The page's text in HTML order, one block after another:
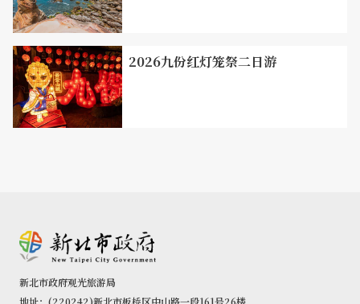
规模的渔夫市集，当季的新鲜鱼货任君挑选，选定好活跳跳
的海鲜，交由代客料理的摊商烹饪後，大口咬下鲜甜多汁的
虾、螃蟹和贝类，海洋的鲜味瞬间在口中绽放，大快朵颐。
2026九份红灯笼祭二日游
新北市政府观光旅游局
地址：(220242)新北市板桥区中山路一段161号26楼